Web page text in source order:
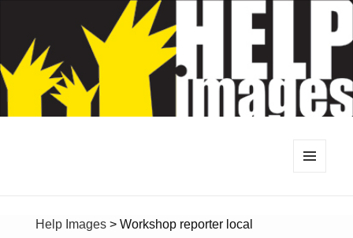
Help Images> Workshop reporter local